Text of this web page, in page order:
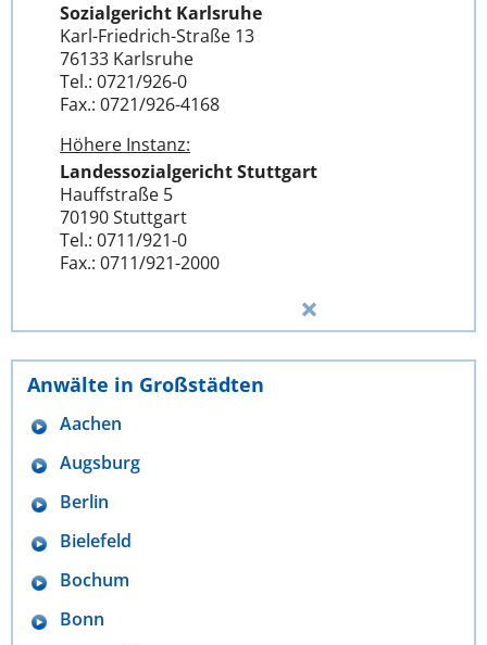
Sozialgericht Karlsruhe
Karl-Friedrich-Straße 13
76133 Karlsruhe
Tel.: 0721/926-0
Fax.: 0721/926-4168
Höhere Instanz:
Landessozialgericht Stuttgart
Hauffstraße 5
70190 Stuttgart
Tel.: 0711/921-0
Fax.: 0711/921-2000
Anwälte in Großstädten
Aachen
Augsburg
Berlin
Bielefeld
Bochum
Bonn